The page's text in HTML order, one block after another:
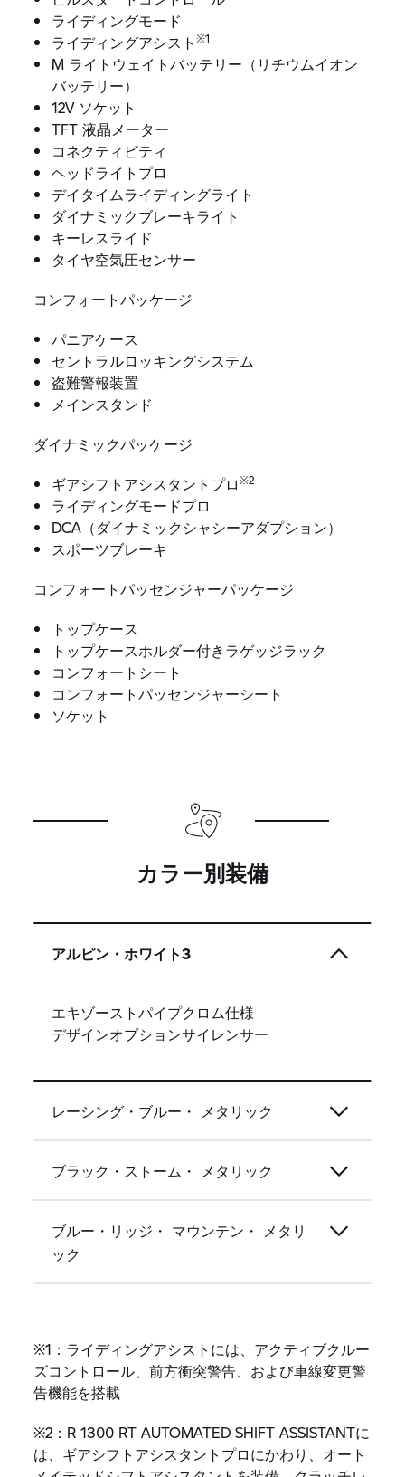
ライディングモード
ライディングアシスト※1
M ライトウェイトバッテリー（リチウムイオン
バッテリー）
12V ソケット
TFT 液晶メーター
コネクティビティ
ヘッドライトプロ
デイタイムライディングライト
ダイナミックブレーキライト
キーレスライド
タイヤ空気圧センサー
コンフォートパッケージ
パニアケース
セントラルロッキングシステム
盗難警報装置
メインスタンド
ダイナミックパッケージ
ギアシフトアシスタントプロ※2
ライディングモードプロ
DCA（ダイナミックシャシーアダプション）
スポーツブレーキ
コンフォートパッセンジャーパッケージ
トップケース
トップケースホルダー付きラゲッジラック
コンフォートシート
コンフォートパッセンジャーシート
ソケット
カラー別装備
アルピン・ホワイト3
エキゾーストパイプクロム仕様
デザインオプションサイレンサー
レーシング・ブルー・ メタリック
ブラック・ストーム・ メタリック
ブルー・リッジ・ マウンテン・ メタリ
ック
※1：ライディングアシストには、アクティブクルー
ズコントロール、前方衝突警告、および車線変更警
告機能を搭載
※2：R 1300 RT AUTOMATED SHIFT ASSISTANTに
は、ギアシフトアシスタントプロにかわり、オート